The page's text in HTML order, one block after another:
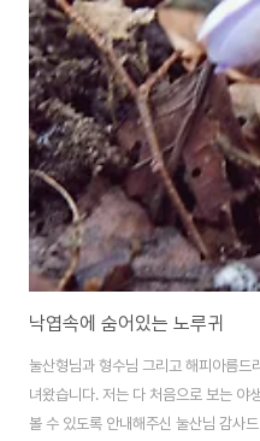
간편한 산행복장, 간식, 각자 마실 酒 -
와 음주 시간-조식 후 적상산 명소 탐
간 내외) - 난이도..
낙엽속에 숨어있는 노루귀
눌산형님과 형수님 그리고 해피아름
녀왔습니다. 저는 다 처음으로 보는 야
볼 수 있도록 안내해주신 눌산님 감사